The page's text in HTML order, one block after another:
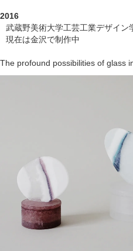
2016
武蔵野美術大学工芸工業デザイン
現在は金沢で制作中
The profound possibilities of glass